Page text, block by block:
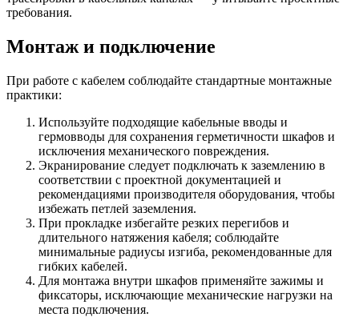
требования.
Монтаж и подключение
При работе с кабелем соблюдайте стандартные монтажные
практики:
Используйте подходящие кабельные вводы и
гермовводы для сохранения герметичности шкафов и
исключения механического повреждения.
Экранирование следует подключать к заземлению в
соответствии с проектной документацией и
рекомендациями производителя оборудования, чтобы
избежать петлей заземления.
При прокладке избегайте резких перегибов и
длительного натяжения кабеля; соблюдайте
минимальные радиусы изгиба, рекомендованные для
гибких кабелей.
Для монтажа внутри шкафов применяйте зажимы и
фиксаторы, исключающие механические нагрузки на
места подключения.